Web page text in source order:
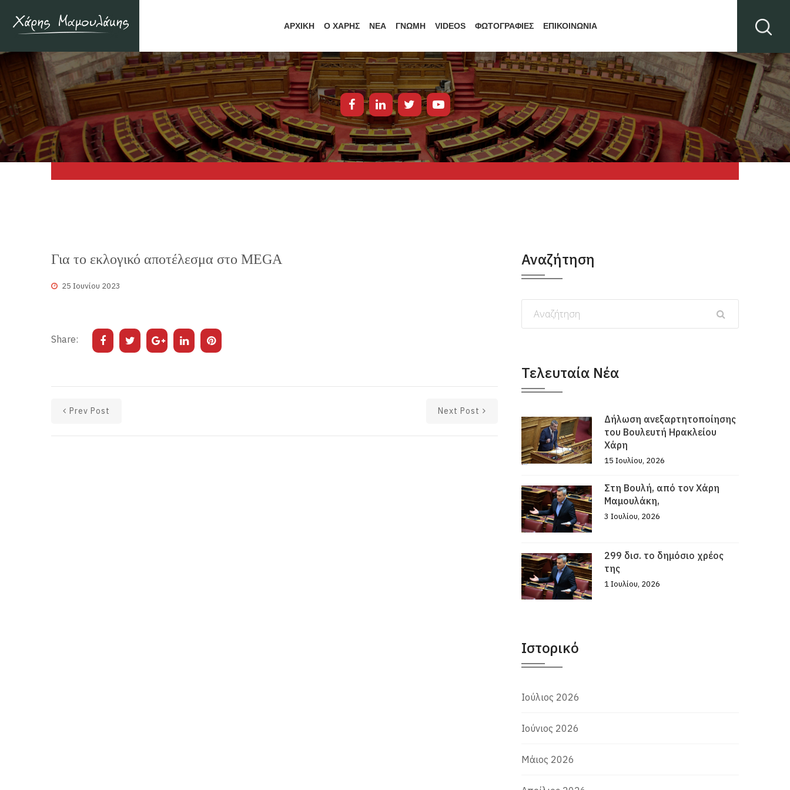
ΑΡΧΙΚΗ Ο ΧΑΡΗΣ ΝΕΑ ΓΝΩΜΗ VIDEOS ΦΩΤΟΓΡΑΦΙΕΣ ΕΠΙΚΟΙΝΩΝΙΑ
Για το εκλογικό αποτέλεσμα στο MEGA
25 Ιουνίου 2023
Share:
Prev Post Next Post
Αναζήτηση
Τελευταία Νέα
Δήλωση ανεξαρτητοποίησης
του Βουλευτή Ηρακλείου
Χάρη
15 Ιουλίου, 2026
Στη Βουλή, από τον Χάρη
Μαμουλάκη,
3 Ιουλίου, 2026
299 δισ. το δημόσιο χρέος
της
1 Ιουλίου, 2026
Ιστορικό
Ιούλιος 2026
Ιούνιος 2026
Μάιος 2026